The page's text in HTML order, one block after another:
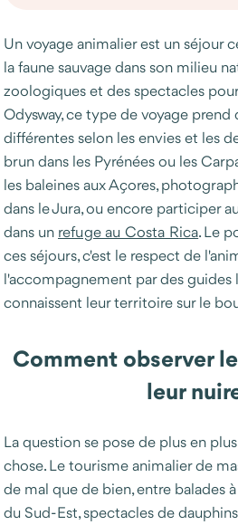
Un voyage animalier est un séjour
la faune sauvage dans son milieu
zoologiques et des spectacles
Odysway, ce type de voyage prend
différentes selon les envies et les
brun dans les Pyrénées ou les
les baleines aux Açores,
dans le Jura, ou encore participer
dans un refuge au Costa Rica. Le
ces séjours, c'est le respect de
l'accompagnement par des guides
connaissent leur territoire sur le
Comment observer
leur
La question se pose de plus en
chose. Le tourisme animalier de
de mal que de bien, entre balades
du Sud-Est, spectacles de